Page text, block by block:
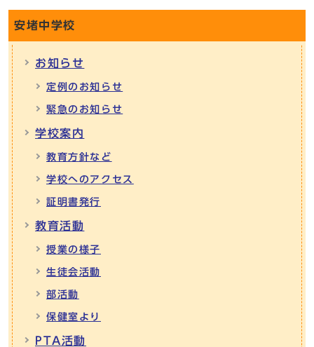
安堵中学校
お知らせ
定例のお知らせ
緊急のお知らせ
学校案内
教育方針など
学校へのアクセス
証明書発行
教育活動
授業の様子
生徒会活動
部活動
保健室より
PTA活動